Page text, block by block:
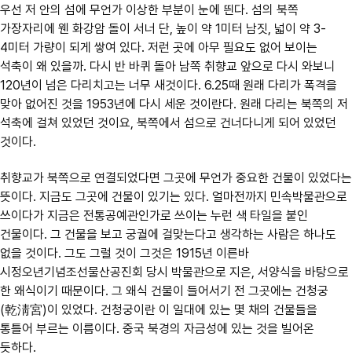
우선 저 안의 섬에 무언가 이상한 부분이 눈에 띈다. 섬의 북쪽
가장자리에 웬 화강암 돌이 서너 단, 높이 약 1미터 남짓, 넓이 약 3-
4미터 가량이 되게 쌓여 있다. 저런 곳에 아무 필요도 없어 보이는
석축이 왜 있을까. 다시 반 바퀴 돌아 남쪽 취향교 앞으로 다시 와보니
120년이 넘은 다리치고는 너무 새것이다. 6.25때 원래 다리가 폭격을
맞아 없어진 것을 1953년에 다시 세운 것이란다. 원래 다리는 북쪽의 저
석축에 걸쳐 있었던 것이요, 북쪽에서 섬으로 건너다니게 되어 있었던
것이다.
취향교가 북쪽으로 연결되었다면 그곳에 무언가 중요한 건물이 있었다는
뜻이다. 지금도 그곳에 건물이 있기는 있다. 얼마전까지 민속박물관으로
쓰이다가 지금은 전통공예관인가로 쓰이는 누런 색 타일을 붙인
건물이다. 그 건물을 보고 궁궐에 걸맞는다고 생각하는 사람은 하나도
없을 것이다. 그도 그럴 것이 그것은 1915년 이른바
시정오년기념조선물산공진회 당시 박물관으로 지은, 서양식을 바탕으로
한 왜식이기 때문이다. 그 왜식 건물이 들어서기 전 그곳에는 건청궁
(乾淸宮)이 있었다. 건청궁이란 이 일대에 있는 몇 채의 건물들을
통틀어 부르는 이름이다. 중국 북경의 자금성에 있는 것을 빌어온
듯하다.